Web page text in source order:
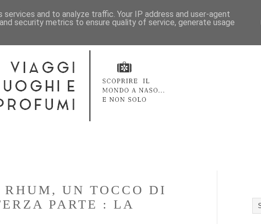
UN TOCCO DI
PARTE : LA
and to analyze traffic. Your IP address and user-agent
security metrics to ensure quality of service, generate usage